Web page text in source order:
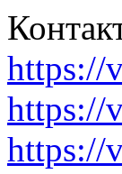
https://
https://
https://